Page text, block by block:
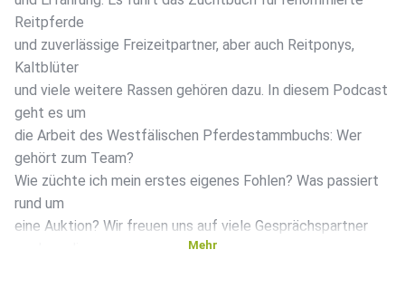
Reitpferde
und zuverlässige Freizeitpartner, aber auch Reitponys,
Kaltblüter
und viele weitere Rassen gehören dazu. In diesem Podcast
geht es um
die Arbeit des Westfälischen Pferdestammbuchs: Wer
gehört zum Team?
Wie züchte ich mein erstes eigenes Fohlen? Was passiert
rund um
eine Auktion? Wir freuen uns auf viele Gesprächspartner
Mehr